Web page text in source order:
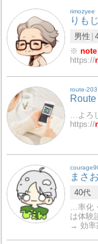
rimozyee
りも
男性
※note
https://
route-203
…よろ
https://
まさお
40代
…率化
は体験
→ 効率